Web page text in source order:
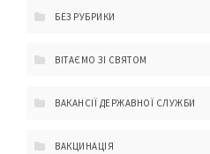
БЕЗ РУБРИКИ
ВІТАЄМО ЗІ СВЯТОМ
ВАКАНСІЇ ДЕРЖАВНОЇ СЛУЖБИ
ВАКЦИНАЦІЯ